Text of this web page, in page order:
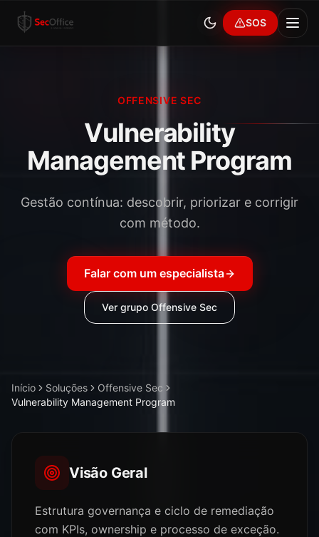
SOS
OFFENSIVE SEC
Vulnerability
Management Program
Gestão contínua: descobrir, priorizar e corrigir
com método.
Falar com um especialista
Ver grupo Offensive Sec
Início Soluções
Offensive Sec
Vulnerability Management Program
Visão Geral
Estrutura governança e ciclo de remediação
com KPIs, ownership e processo de exceção.